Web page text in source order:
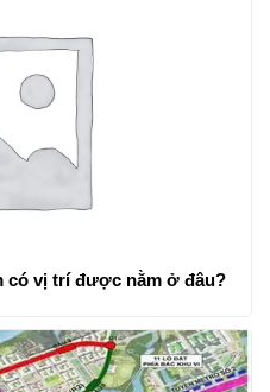
có vị trí được nằm ở đâu?